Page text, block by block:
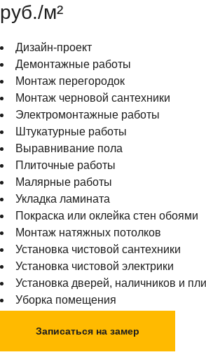
руб./м²
Дизайн-проект
Демонтажные работы
Монтаж перегородок
Монтаж черновой сантехники
Электромонтажные работы
Штукатурные работы
Выравнивание пола
Плиточные работы
Малярные работы
Укладка ламината
Покраска или оклейка стен обоями
Монтаж натяжных потолков
Установка чистовой сантехники
Установка чистовой электрики
Установка дверей, наличников и
Уборка помещения
Записаться на замер